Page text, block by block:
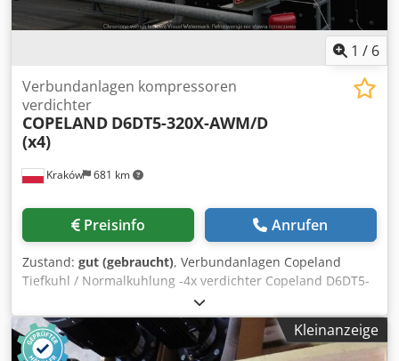
1 / 6
Kraków 681 km
Verbundanlagen kompressoren
verdichter
COPELAND D6DT5-320X-AWM/D
(x4)
Preisinfo Anrufen
Zustand: gut (gebraucht), Verbundanlagen Copeland
Tiefkuhl / Normalkuhlung -4x verdichter Copeland D6DT5-
320X-AWM/D -KaelteLeistung: 220 kW bei -10ºC/40ºC, 56 kW
bei -35ºC/40ºC, -Volume: 4 x 126.9 m3 -Mit originale
kondensatoren Guntner GVH 067B/2x3N -Stückzahl auf
Lager: 1 Stück -Kealtemittel: R404A -In sehr guten Zustand
Kleinanzeige